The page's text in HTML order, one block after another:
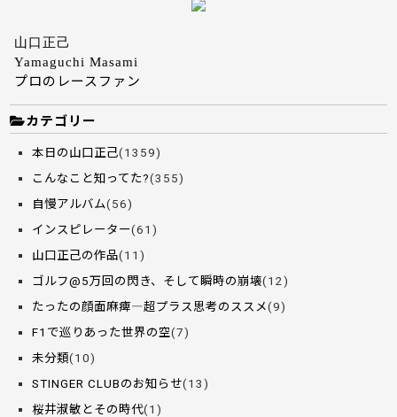
山口正己
Yamaguchi Masami
プロのレースファン
カテゴリー
本日の山口正己(1359)
こんなこと知ってた?(355)
自慢アルバム(56)
インスピレーター(61)
山口正己の作品(11)
ゴルフ@5万回の閃き、そして瞬時の崩壊(12)
たったの顔面麻痺―超プラス思考のススメ(9)
F1で巡りあった世界の空(7)
未分類(10)
STINGER CLUBのお知らせ(13)
桜井淑敏とその時代(1)